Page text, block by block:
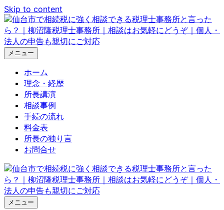
Skip to content
メニュー
ホーム
理念・経歴
所長講演
相談事例
手続の流れ
料金表
所長の独り言
お問合せ
メニュー